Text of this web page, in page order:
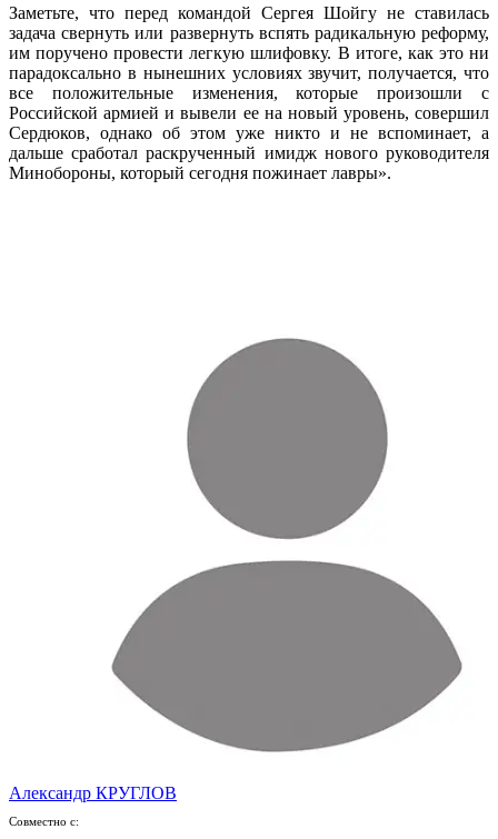
Заметьте, что перед командой Сергея Шойгу не ставилась
задача свернуть или развернуть вспять радикальную реформу,
им поручено провести легкую шлифовку. В итоге, как это ни
парадоксально в нынешних условиях звучит, получается, что
все положительные изменения, которые произошли с
Российской армией и вывели ее на новый уровень, совершил
Сердюков, однако об этом уже никто и не вспоминает, а
дальше сработал раскрученный имидж нового руководителя
Минобороны, который сегодня пожинает лавры».
Александр КРУГЛОВ
Совместно с: